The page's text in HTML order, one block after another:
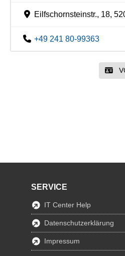
Eilfschornsteinstr., 18,
+49 241 80-99363
SERVICE
IT Center Help
Datenschutzerklärung
Impressum